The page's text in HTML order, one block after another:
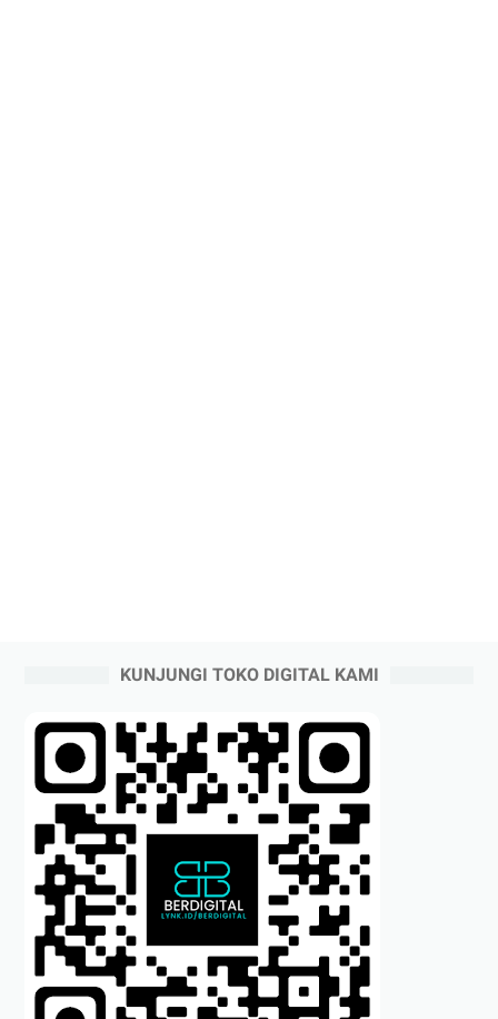
KUNJUNGI TOKO DIGITAL KAMI